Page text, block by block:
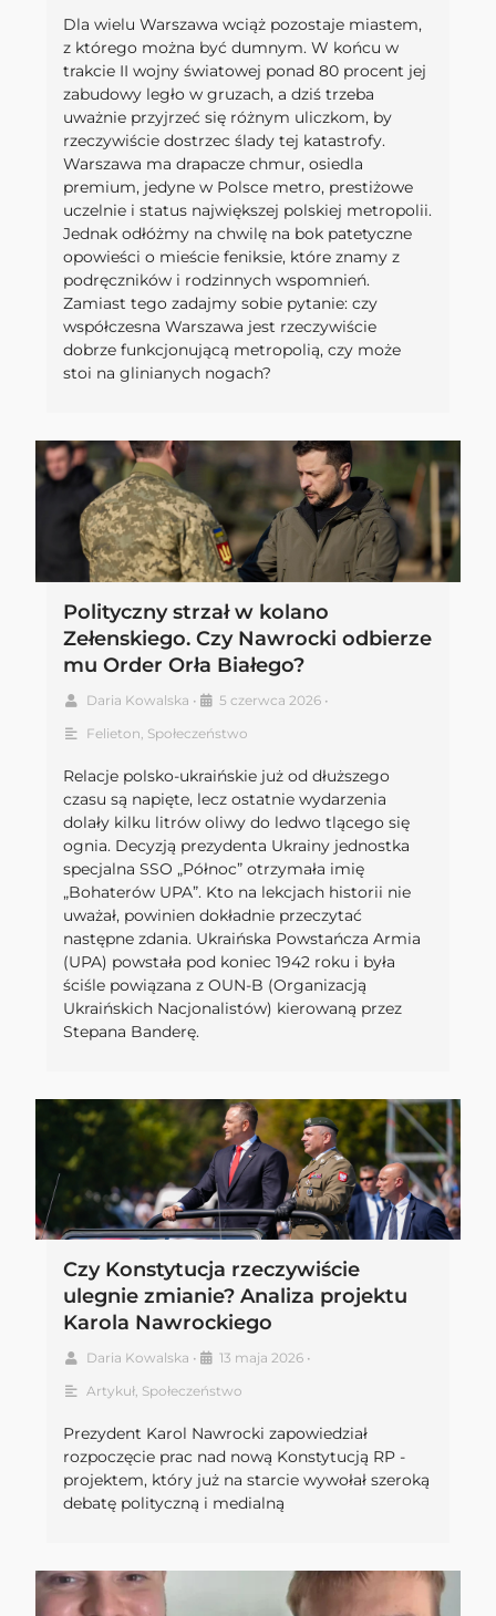
Dla wielu Warszawa wciąż pozostaje miastem,
z którego można być dumnym. W końcu w
trakcie II wojny światowej ponad 80 procent jej
zabudowy legło w gruzach, a dziś trzeba
uważnie przyjrzeć się różnym uliczkom, by
rzeczywiście dostrzec ślady tej katastrofy.
Warszawa ma drapacze chmur, osiedla
premium, jedyne w Polsce metro, prestiżowe
uczelnie i status największej polskiej metropolii.
Jednak odłóżmy na chwilę na bok patetyczne
opowieści o mieście feniksie, które znamy z
podręczników i rodzinnych wspomnień.
Zamiast tego zadajmy sobie pytanie: czy
współczesna Warszawa jest rzeczywiście
dobrze funkcjonującą metropolią, czy może
stoi na glinianych nogach?
Polityczny strzał w kolano
Zełenskiego. Czy Nawrocki odbierze
mu Order Orła Białego?
Daria Kowalska • 5 czerwca 2026 •
Felieton Społeczeństwo
Relacje polsko-ukraińskie już od dłuższego
czasu są napięte, lecz ostatnie wydarzenia
dolały kilku litrów oliwy do ledwo tlącego się
ognia. Decyzją prezydenta Ukrainy jednostka
specjalna SSO „Północ” otrzymała imię
„Bohaterów UPA”. Kto na lekcjach historii nie
uważał, powinien dokładnie przeczytać
następne zdania. Ukraińska Powstańcza Armia
(UPA) powstała pod koniec 1942 roku i była
ściśle powiązana z OUN-B (Organizacją
Ukraińskich Nacjonalistów) kierowaną przez
Stepana Banderę.
Czy Konstytucja rzeczywiście
ulegnie zmianie? Analiza projektu
Karola Nawrockiego
Daria Kowalska • 13 maja 2026 •
Artykuł, Społeczeństwo
Prezydent Karol Nawrocki zapowiedział
rozpoczęcie prac nad nową Konstytucją RP -
projektem, który już na starcie wywołał szeroką
debatę polityczną i medialną